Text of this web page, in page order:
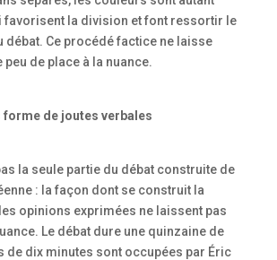
favorisent la division et font ressortir le
débat. Ce procédé factice ne laisse
de place à la nuance.
forme de joutes verbales
la seule partie du débat construite de
: la façon dont se construit la
opinions exprimées ne laissent pas
Le débat dure une quinzaine de
de dix minutes sont occupées par Éric